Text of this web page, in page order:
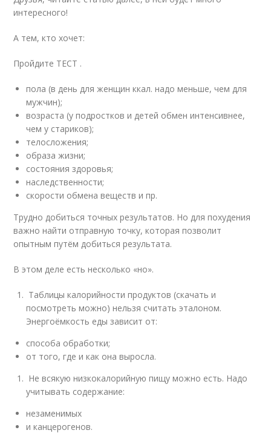
интересного!
А тем, кто хочет:
Пройдите ТЕСТ .
пола (в день для женщин ккал. надо меньше, чем для
мужчин);
возраста (у подростков и детей обмен интенсивнее,
чем у стариков);
телосложения;
образа жизни;
состояния здоровья;
наследственности;
скорости обмена веществ и пр.
Трудно добиться точных результатов. Но для похудения
важно найти отправную точку, которая позволит
опытным путём добиться результата.
В этом деле есть несколько «но».
Таблицы калорийности продуктов (скачать и
посмотреть можно) нельзя считать эталоном.
Энергоёмкость еды зависит от:
способа обработки;
от того, где и как она выросла.
Не всякую низкокалорийную пищу можно есть. Надо
учитывать содержание:
незаменимых
и канцерогенов.